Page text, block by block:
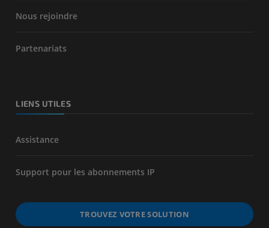
Nous rejoindre
Partenariats
LIENS UTILES
Assistance
Support pour les abonnements IP
TROUVEZ VOTRE SOLUTION